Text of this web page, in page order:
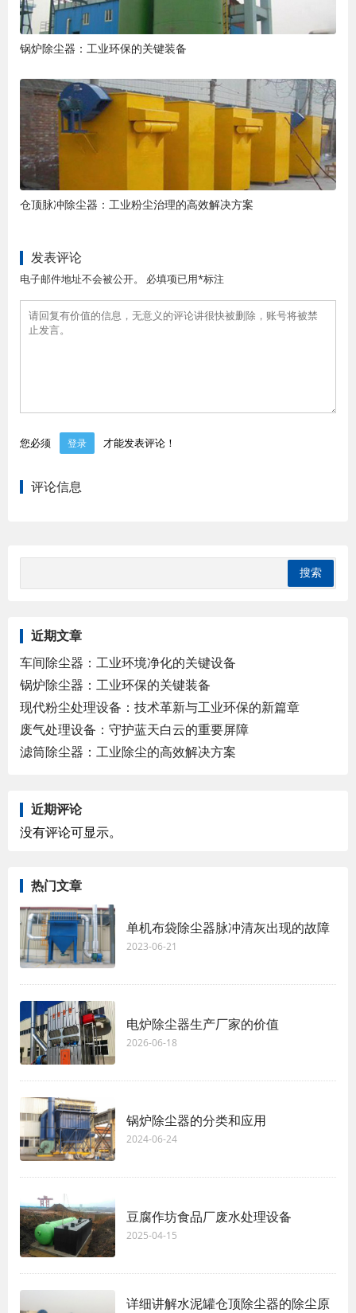
锅炉除尘器：工业环保的关键装备
仓顶脉冲除尘器：工业粉尘治理的高效解决方案
发表评论
电子邮件地址不会被公开。 必填项已用*标注
您必须 登录 才能发表评论！
评论信息
近期文章
车间除尘器：工业环境净化的关键设备
锅炉除尘器：工业环保的关键装备
现代粉尘处理设备：技术革新与工业环保的新篇章
废气处理设备：守护蓝天白云的重要屏障
滤筒除尘器：工业除尘的高效解决方案
近期评论
没有评论可显示。
热门文章
单机布袋除尘器脉冲清灰出现的故障
2023-06-21
电炉除尘器生产厂家的价值
2026-06-18
锅炉除尘器的分类和应用
2024-06-24
豆腐作坊食品厂废水处理设备
2025-04-15
详细讲解水泥罐仓顶除尘器的除尘原